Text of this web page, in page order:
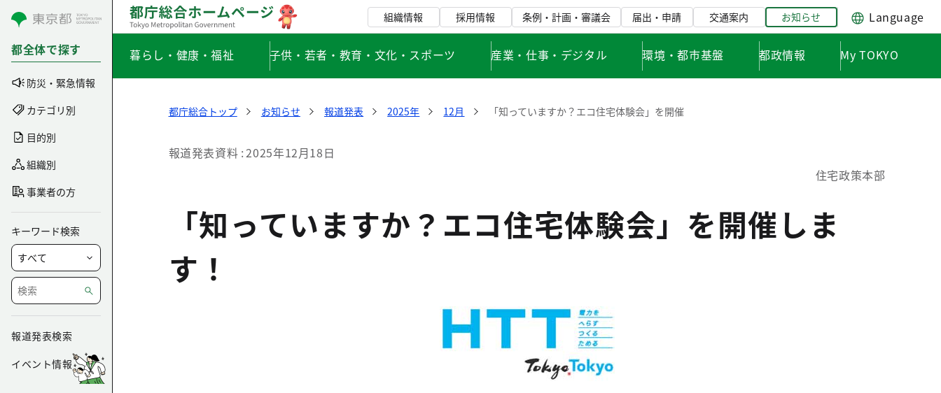
コンテンツにスキップ
都全体で探す
防災・緊急情報
カテゴリ別
目的別
組織別
事業者の方
キーワード検索
報道発表検索
イベント情報
組織情報 採用情報 条例・計画・審議会 届出・申請 交通案内 お知らせ Language
暮らし・健康・福祉 子供・若者・教育・文化・スポーツ 産業・仕事・デジタル 環境・都市基盤 都政情報 My TOKYO
都庁総合トップ お知らせ 報道発表 2025年 12月 「知っていますか？エコ住宅体験会」を開催
報道発表資料 2025年12月18日
住宅政策本部
「知っていますか？エコ住宅体験会」を開催しま
す！